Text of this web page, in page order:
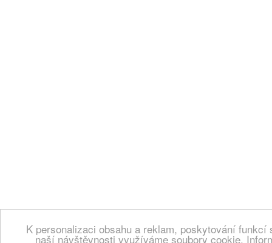
K personalizaci obsahu a reklam, poskytování
naší návštěvnosti využíváme soubory cookie.